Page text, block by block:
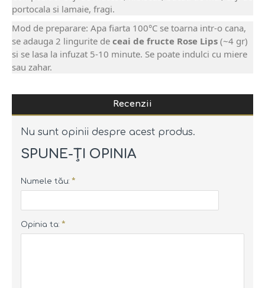
portocala si lamaie, fragi.
Mod de preparare: Apa fiarta 100°C se toarna intr-o cana,
se adauga 2 lingurite de ceai de fructe Rose Lips (~4 gr)
si se lasa la infuzat 5-10 minute. Se poate indulci cu miere
sau zahar.
Recenzii
Nu sunt opinii despre acest produs.
SPUNE-ŢI OPINIA
Numele tău:
Opinia ta: